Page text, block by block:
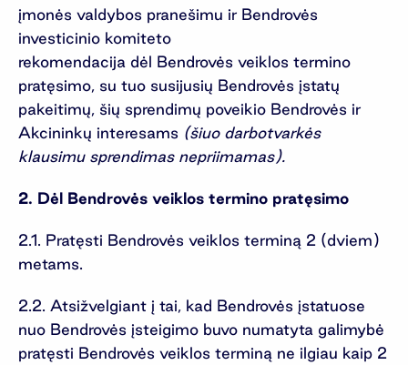
įmonės valdybos pranešimu ir Bendrovės
investicinio komiteto
rekomendacija dėl Bendrovės veiklos termino
pratęsimo, su tuo susijusių Bendrovės įstatų
pakeitimų, šių sprendimų poveikio Bendrovės ir
Akcininkų interesams (šiuo darbotvarkės
klausimu sprendimas nepriimamas).
2. Dėl Bendrovės veiklos termino pratęsimo
2.1. Pratęsti Bendrovės veiklos terminą 2 (dviem)
metams.
2.2. Atsižvelgiant į tai, kad Bendrovės įstatuose
nuo Bendrovės įsteigimo buvo numatyta galimybė
pratęsti Bendrovės veiklos terminą ne ilgiau kaip 2